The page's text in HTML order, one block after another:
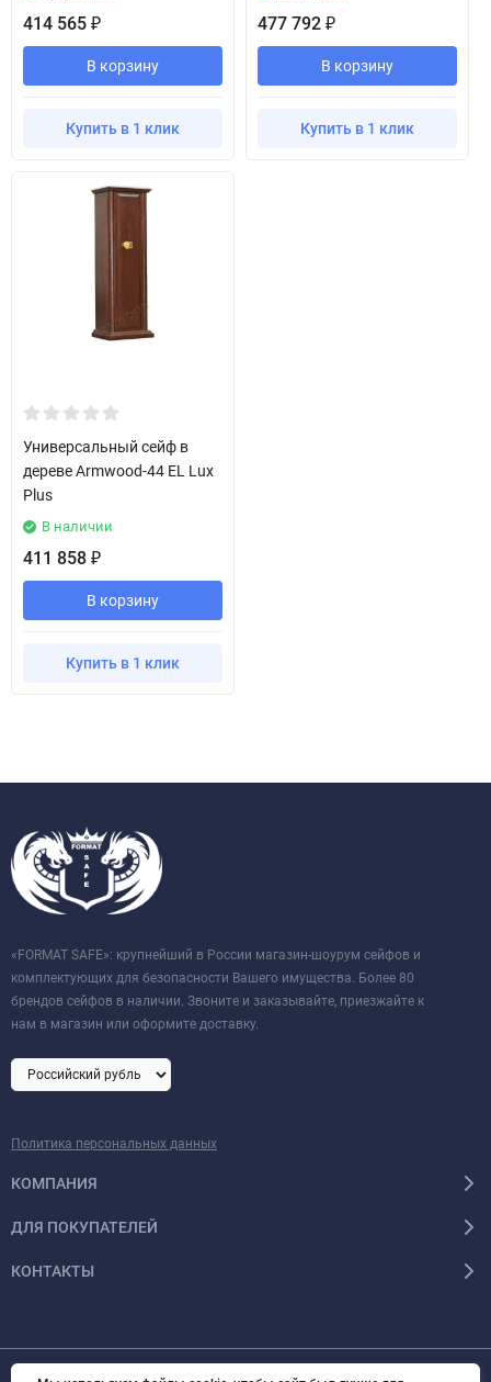
414 565 ₽
В корзину
Купить в 1 клик
477 792 ₽
В корзину
Купить в 1 клик
Универсальный сейф в
дереве Armwood-44 EL Lux
Plus
В наличии
411 858 ₽
В корзину
Купить в 1 клик
«FORMAT SAFE»: крупнейший в России магазин-шоурум сейфов и
комплектующих для безопасности Вашего имущества. Более 80
брендов сейфов в наличии. Звоните и заказывайте, приезжайте к
нам в магазин или оформите доставку.
Политика персональных данных
КОМПАНИЯ
ДЛЯ ПОКУПАТЕЛЕЙ
КОНТАКТЫ